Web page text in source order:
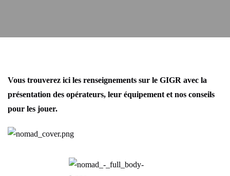
Vous trouverez ici les renseignements sur le GIGR avec la
présentation des opérateurs, leur équipement et nos conseils
pour les jouer.